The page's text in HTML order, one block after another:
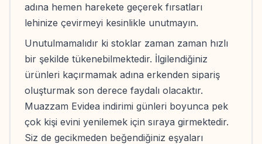
adına hemen harekete geçerek fırsatları
lehinize çevirmeyi kesinlikle unutmayın.
Unutulmamalıdır ki stoklar zaman zaman hızlı
bir şekilde tükenebilmektedir. İlgilendiğiniz
ürünleri kaçırmamak adına erkenden sipariş
oluşturmak son derece faydalı olacaktır.
Muazzam Evidea indirimi günleri boyunca pek
çok kişi evini yenilemek için sıraya girmektedir.
Siz de gecikmeden beğendiğiniz eşyaları